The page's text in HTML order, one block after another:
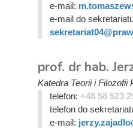
e-mail:
e-mail do
prof. dr hab.
Katedra Teorii i Filozofii
telefon: +48 58 523
telefon do
e-mail: